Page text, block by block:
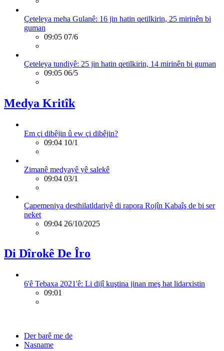
Çeteleya meha Gulanê: 16 jin hatin qetilkirin, 25 mirinên bi
guman
09:05 07/6
Çeteleya tundiyê: 25 jin hatin qetilkirin, 14 mirinên bi guman
09:05 06/5
Medya Kritîk
Em çi dibêjin û ew çi dibêjin?
09:04 10/1
Zimanê medyayê yê salekê
09:04 03/1
Çapemeniya desthilatldariyê di rapora Rojîn Kabaîş de bi ser
neket
09:04 26/10/2025
Di Dîrokê De Îro
6'ê Tebaxa 2021'ê: Li dijî kuştina jinan meş hat lidarxistin
09:01
Der barê me de
Nasname